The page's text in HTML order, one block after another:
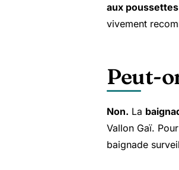
aux
vivement
Peut-
Non. La
Vallon Gaï.
baignade